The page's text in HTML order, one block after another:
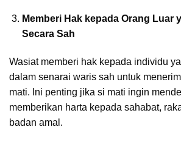
Memberi Hak kepada Orang Luar
Secara Sah
Wasiat memberi hak kepada individu
dalam senarai waris sah untuk
mati. Ini penting jika si mati ingin
memberikan harta kepada sahabat,
badan amal.